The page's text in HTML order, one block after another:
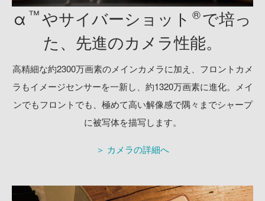
α ™やサイバーショット ®で培っ
た、 先進のカメラ性能。
高精細な約2300万画素のメインカメラに加え、 フロントカメ
ラもイメージセンサーを一新し、約1320万画素に進化。 メイ
ンでもフロントでも、極めて高い解像感で隅々までシャープ
に被写体を描写します。
＞ カメラの詳細へ